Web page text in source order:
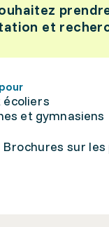
et
écoliers
et gymnasiens
Brochures sur